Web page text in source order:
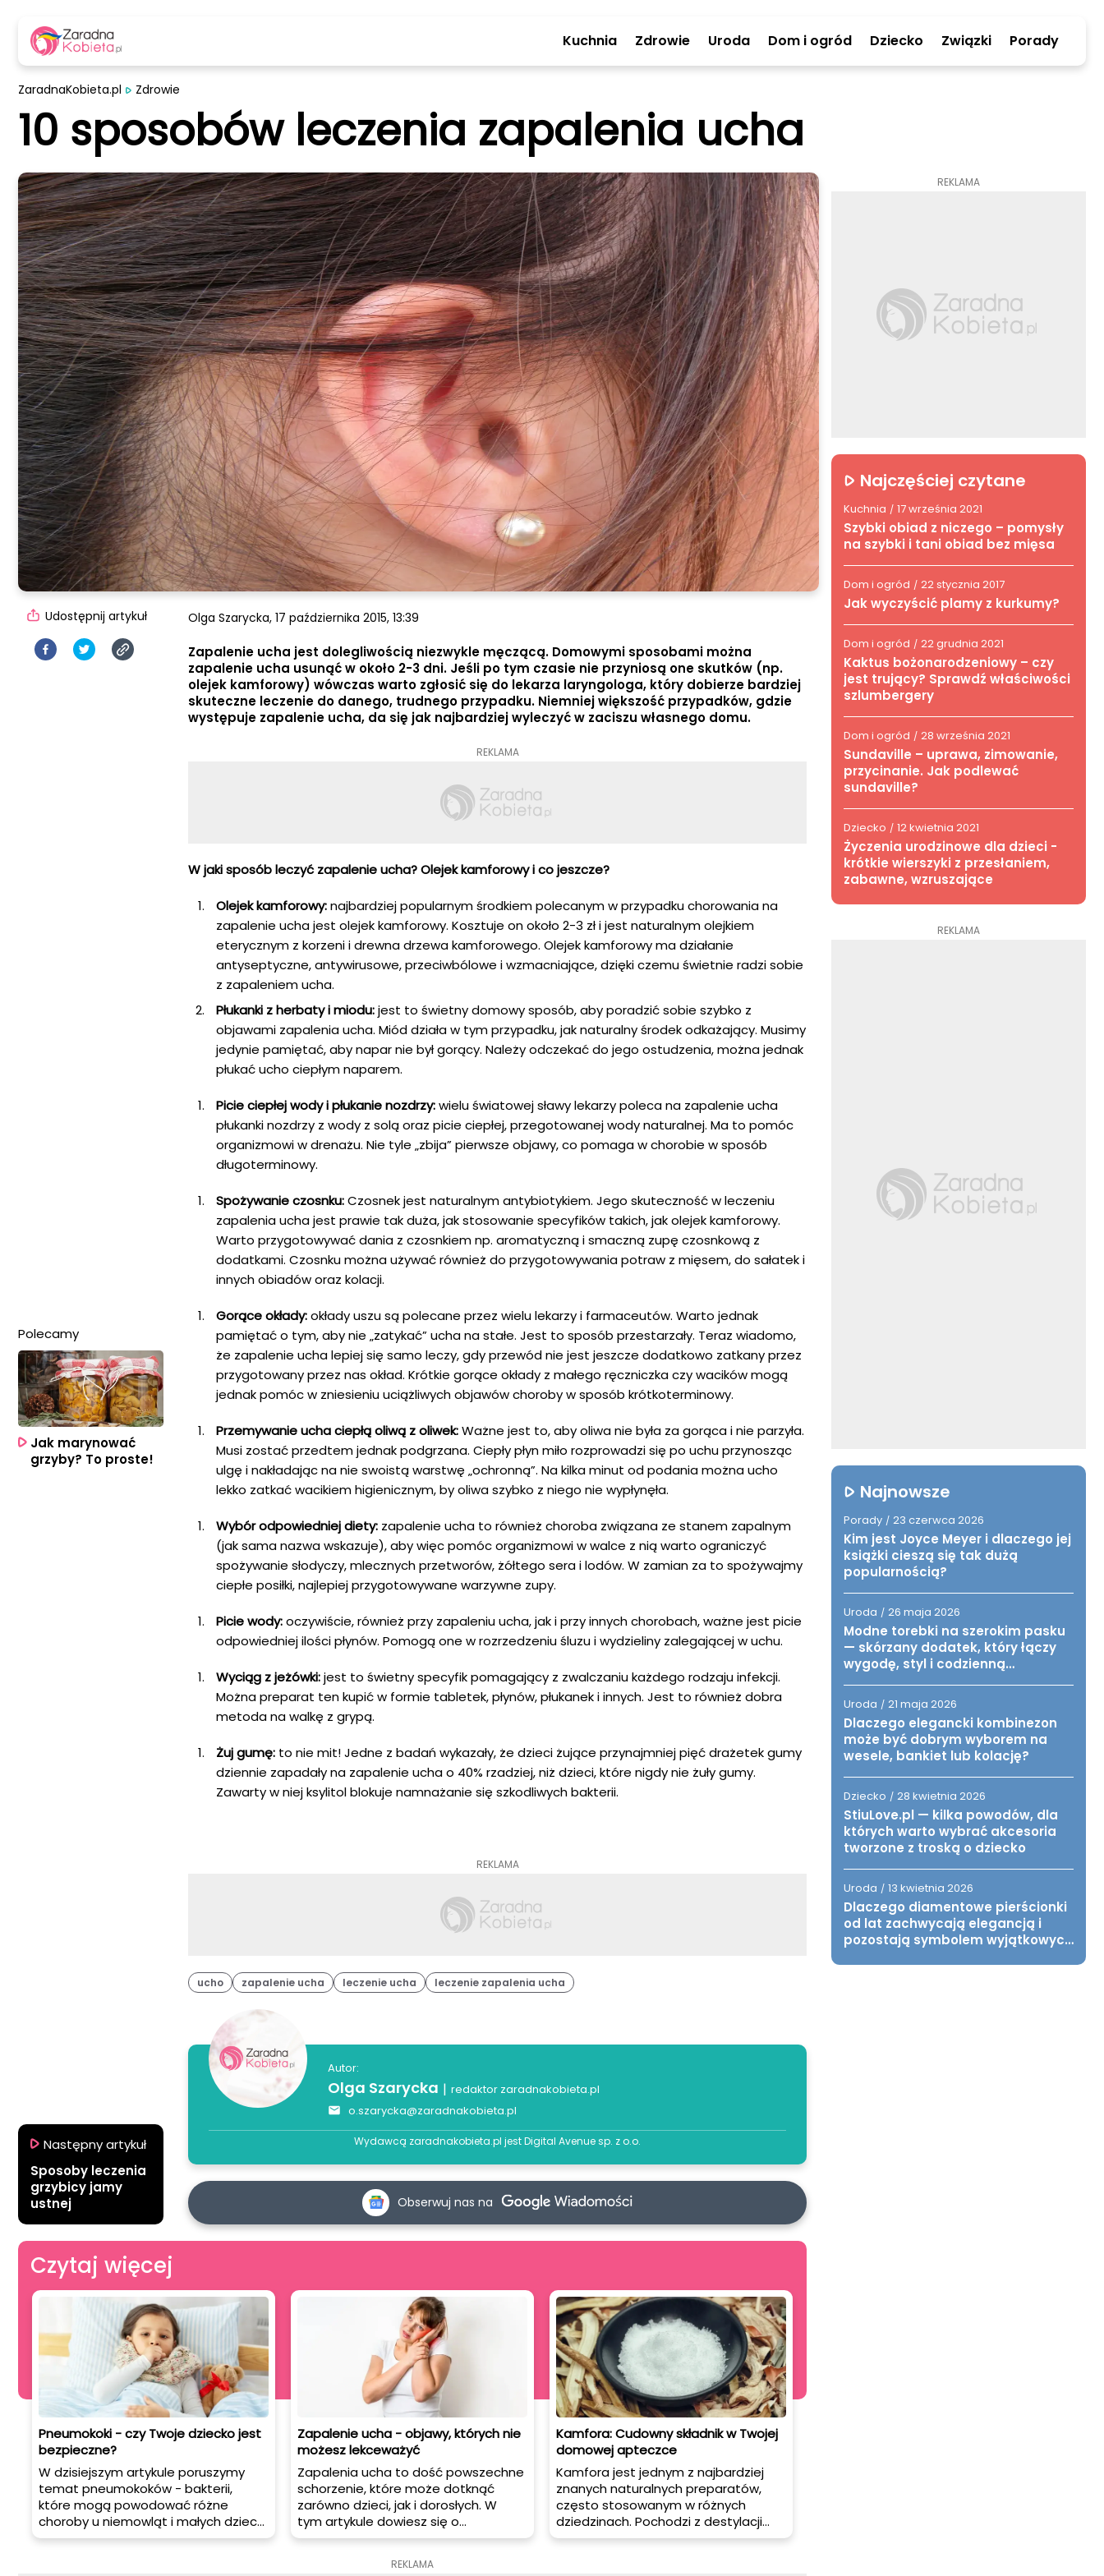
Kuchnia Zdrowie Uroda Dom i ogród Dziecko Związki Porady
ZaradnaKobieta.pl Zdrowie
10 sposobów leczenia zapalenia ucha
Olga Szarycka, 17 października 2015, 13:39
Zapalenie ucha jest dolegliwością niezwykle męczącą. Domowymi sposobami można
zapalenie ucha usunąć w około 2-3 dni. Jeśli po tym czasie nie przyniosą one skutków (np.
olejek kamforowy) wówczas warto zgłosić się do lekarza laryngologa, który dobierze bardziej
skuteczne leczenie do danego, trudnego przypadku. Niemniej większość przypadków, gdzie
występuje zapalenie ucha, da się jak najbardziej wyleczyć w zaciszu własnego domu.
REKLAMA
W jaki sposób leczyć zapalenie ucha? Olejek kamforowy i co jeszcze?
Olejek kamforowy:najbardziej popularnym środkiem polecanym w przypadku chorowania na
zapalenie ucha jest olejek kamforowy. Kosztuje on około 2-3 zł i jest naturalnym olejkiem
eterycznym z korzeni i drewna drzewa kamforowego. Olejek kamforowy ma działanie
antyseptyczne, antywirusowe, przeciwbólowe i wzmacniające, dzięki czemu świetnie radzi sobie
z zapaleniem ucha.
Płukanki z herbaty i miodu:jest to świetny domowy sposób, aby poradzić sobie szybko z
objawami zapalenia ucha. Miód działa w tym przypadku, jak naturalny środek odkażający. Musimy
jedynie pamiętać, aby napar nie był gorący. Należy odczekać do jego ostudzenia, można jednak
płukać ucho ciepłym naparem.
Picie ciepłej wody i płukanie nozdrzy:wielu światowej sławy lekarzy poleca na zapalenie ucha
płukanki nozdrzy z wody z solą oraz picie ciepłej, przegotowanej wody naturalnej. Ma to pomóc
organizmowi w drenażu. Nie tyle „zbija” pierwsze objawy, co pomaga w chorobie w sposób
długoterminowy.
Spożywanie czosnku:Czosnek jest naturalnym antybiotykiem. Jego skuteczność w leczeniu
zapalenia ucha jest prawie tak duża, jak stosowanie specyfików takich, jak olejek kamforowy.
Warto przygotowywać dania z czosnkiem np. aromatyczną i smaczną zupę czosnkową z
dodatkami. Czosnku można używać również do przygotowywania potraw z mięsem, do sałatek i
innych obiadów oraz kolacji.
Gorące okłady:okłady uszu są polecane przez wielu lekarzy i farmaceutów. Warto jednak
pamiętać o tym, aby nie „zatykać” ucha na stałe. Jest to sposób przestarzały. Teraz wiadomo,
że zapalenie ucha lepiej się samo leczy, gdy przewód nie jest jeszcze dodatkowo zatkany przez
przygotowany przez nas okład. Krótkie gorące okłady z małego ręczniczka czy wacików mogą
jednak pomóc w zniesieniu uciążliwych objawów choroby w sposób krótkoterminowy.
Przemywanie ucha ciepłą oliwą z oliwek:Ważne jest to, aby oliwa nie była za gorąca i nie parzyła.
Musi zostać przedtem jednak podgrzana. Ciepły płyn miło rozprowadzi się po uchu przynosząc
ulgę i nakładając na nie swoistą warstwę „ochronną”. Na kilka minut od podania można ucho
lekko zatkać wacikiem higienicznym, by oliwa szybko z niego nie wypłynęła.
Wybór odpowiedniej diety: zapalenie ucha to również choroba związana ze stanem zapalnym
(jak sama nazwa wskazuje), aby więc pomóc organizmowi w walce z nią warto ograniczyć
spożywanie słodyczy, mlecznych przetworów, żółtego sera i lodów. W zamian za to spożywajmy
ciepłe posiłki, najlepiej przygotowywane warzywne zupy.
Picie wody:oczywiście, również przy zapaleniu ucha, jak i przy innych chorobach, ważne jest picie
odpowiedniej ilości płynów. Pomogą one w rozrzedzeniu śluzu i wydzieliny zalegającej w uchu.
Wyciąg z jeżówki:jest to świetny specyfik pomagający z zwalczaniu każdego rodzaju infekcji.
Można preparat ten kupić w formie tabletek, płynów, płukanek i innych. Jest to również dobra
metoda na walkę z grypą.
Żuj gumę: to nie mit! Jedne z badań wykazały, że dzieci żujące przynajmniej pięć drażetek gumy
dziennie zapadały na zapalenie ucha o 40% rzadziej, niż dzieci, które nigdy nie żuły gumy.
Zawarty w niej ksylitol blokuje namnażanie się szkodliwych bakterii.
REKLAMA
ucho zapalenie ucha leczenie ucha leczenie zapalenia ucha
Autor:
Olga Szarycka | redaktor zaradnakobieta.pl
o.szarycka@zaradnakobieta.pl
Wydawcą zaradnakobieta.pl jestDigital Avenue sp. z o.o.
Obserwuj nas na
Udostępnij artykuł
Polecamy
Jak marynować
grzyby? To proste!
Następny artykuł
Sposoby leczenia
grzybicy jamy
ustnej
Czytaj więcej
Pneumokoki - czy Twoje dziecko jest
bezpieczne?
W dzisiejszym artykule poruszymy
temat pneumokoków - bakterii,
które mogą powodować różne
choroby u niemowląt i małych dzieci.
Zapalenie płuc, zapalenie ucha
Zapalenie ucha - objawy, których nie
możesz lekceważyć
Zapalenia ucha to dość powszechne
schorzenie, które może dotknąć
zarówno dzieci, jak i dorosłych. W
tym artykule dowiesz się o
najczęstszych objawach zapalenia
oraz skutecznych sposobach
Kamfora: Cudowny składnik w Twojej
domowej apteczce
Kamfora jest jednym z najbardziej
znanych naturalnych preparatów,
często stosowanym w różnych
dziedzinach. Pochodzi z destylacji
drewna cynamonowca
REKLAMA
REKLAMA
Najczęściej czytane
Kuchnia / 17 września 2021
Szybki obiad z niczego – pomysły
na szybki i tani obiad bez mięsa
Dom i ogród / 22 stycznia 2017
Jak wyczyścić plamy z kurkumy?
Dom i ogród / 22 grudnia 2021
Kaktus bożonarodzeniowy – czy
jest trujący? Sprawdź właściwości
szlumbergery
Dom i ogród / 28 września 2021
Sundaville – uprawa, zimowanie,
przycinanie. Jak podlewać
sundaville?
Dziecko / 12 kwietnia 2021
Życzenia urodzinowe dla dzieci -
krótkie wierszyki z przesłaniem,
zabawne, wzruszające
REKLAMA
Najnowsze
Porady / 23 czerwca 2026
Kim jest Joyce Meyer i dlaczego jej
książki cieszą się tak dużą
popularnością?
Uroda / 26 maja 2026
Modne torebki na szerokim pasku
— skórzany dodatek, który łączy
wygodę, styl i codzienną
Uroda / 21 maja 2026
Dlaczego elegancki kombinezon
może być dobrym wyborem na
wesele, bankiet lub kolację?
Dziecko / 28 kwietnia 2026
StiuLove.pl — kilka powodów, dla
których warto wybrać akcesoria
tworzone z troską o dziecko
Uroda / 13 kwietnia 2026
Dlaczego diamentowe pierścionki
od lat zachwycają elegancją i
pozostają symbolem wyjątkowych